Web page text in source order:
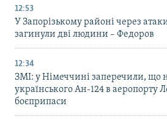
12:53
У Запорізькому районі через
загинули дві людини – Федоров
12:34
ЗМІ: у Німеччині заперечили, що
українського Ан-124 в аеропорту
боєприпаси